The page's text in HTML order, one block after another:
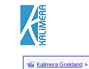
Kalimera Grekland >